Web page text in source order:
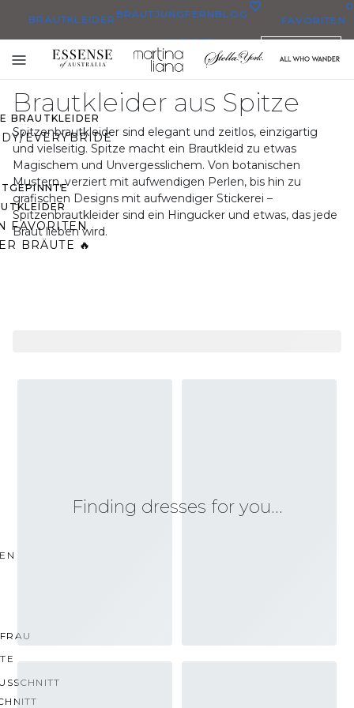
BRAUTKLEIDER
BRAUTKLEIDER
EVERYBRIDE
FAVORITEN
BRÄUTE 🔥
BRAUTJUNGFERN
KLEIDER
BLOG FAVORITEN
0
Toggle
mobile
navigation
Brautkleider aus Spitze
Spitzenbrautkleider sind elegant und zeitlos, einzigartig
und vielseitig. Spitze macht ein Brautkleid zu etwas
Magischem und Unvergesslichem. Von botanischen
Mustern, verziert mit aufwendigen Perlen, bis hin zu
grafischen Designs mit aufwendiger Stickerei –
Spitzenbrautkleider sind ein Hingucker und etwas, das jede
Braut lieben wird.
Finding dresses for you…